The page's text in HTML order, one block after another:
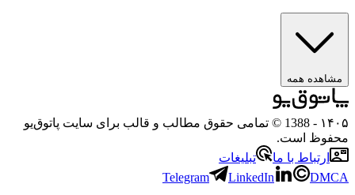
مشاهده همه
۱۴۰۵
- 1388 © تمامی حقوق مطالب و قالب برای سایت پاتوق‌یو
محفوظ است.
ارتباط با ما
تبلیغات
Telegram
LinkedIn DMCA